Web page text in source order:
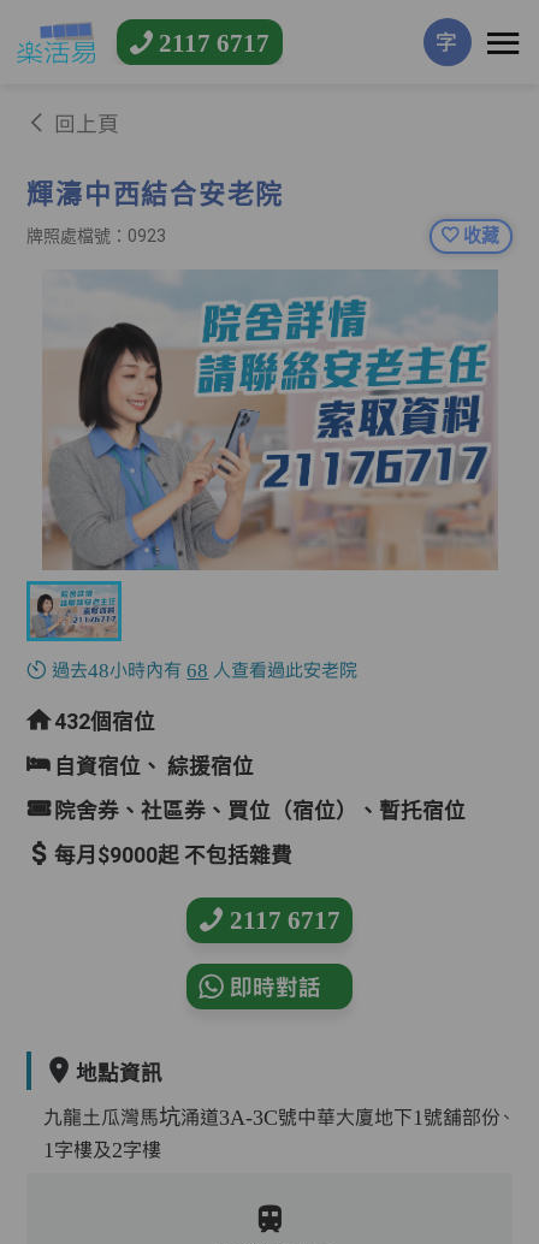
2117 6717 字
回上頁
輝濤中西結合安老院
牌照處檔號：0923 收藏
過去48小時內有68 人查看過此安老院
432個宿位
自資宿位、綜援宿位
院舍券、社區券、買位（宿位）、暫托宿位
每月$9000起 不包括雜費
2117 6717
即時對話
地點資訊
九龍土瓜灣馬坑涌道3A-3C號中華大廈地下1號舖部份、
1字樓及2字樓